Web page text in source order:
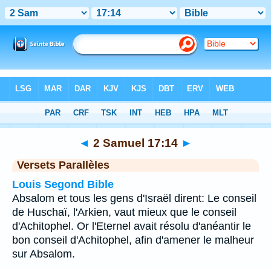
Chapitre 17 > Verset 14
◄ 2 Samuel 17:14 ►
Versets Parallèles
Louis Segond Bible
Absalom et tous les gens d'Israël dirent: Le conseil
de Huschaï, l'Arkien, vaut mieux que le conseil
d'Achitophel. Or l'Eternel avait résolu d'anéantir le
bon conseil d'Achitophel, afin d'amener le malheur
sur Absalom.